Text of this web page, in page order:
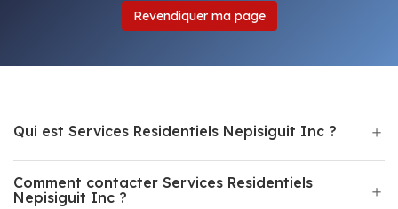
Revendiquer ma page
Qui est Services Residentiels Nepisiguit Inc ?
Comment contacter Services Residentiels
Nepisiguit Inc ?